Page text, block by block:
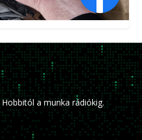
a munka rádiókig.